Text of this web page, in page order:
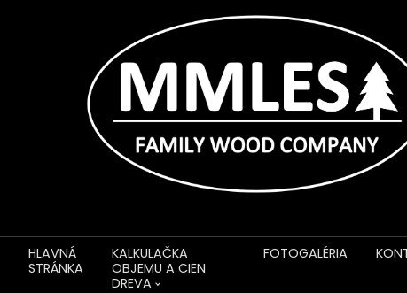
HLAVNÁ
STRÁNKA
KALKULAČKA
OBJEMU A CIEN
DREVA
FOTOGALÉRIA